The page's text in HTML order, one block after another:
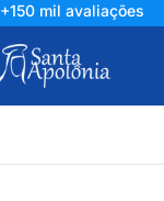
+150 mil avaliações